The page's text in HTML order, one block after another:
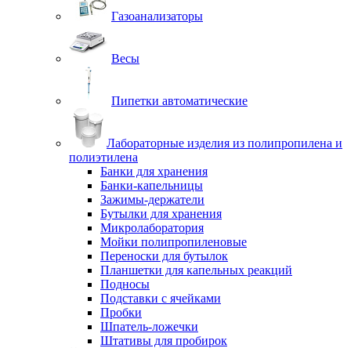
Газоанализаторы
Весы
Пипетки автоматические
Лабораторные изделия из полипропилена и
полиэтилена
Банки для хранения
Банки-капельницы
Зажимы-держатели
Бутылки для хранения
Микролаборатория
Мойки полипропиленовые
Переноски для бутылок
Планшетки для капельных реакций
Подносы
Подставки с ячейками
Пробки
Шпатель-ложечки
Штативы для пробирок